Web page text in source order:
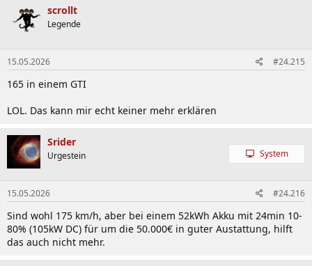
k
t
i
n
e
n
scrollt
Legende
15.05.2026 #24.215
165 in einem GTI
LOL. Das kann mir echt keiner mehr erklären
Srider
Urgestein System
15.05.2026 #24.216
Sind wohl 175 km/h, aber bei einem 52kWh Akku mit 24min 10-
80% (105kW DC) für um die 50.000€ in guter Austattung, hilft
das auch nicht mehr.